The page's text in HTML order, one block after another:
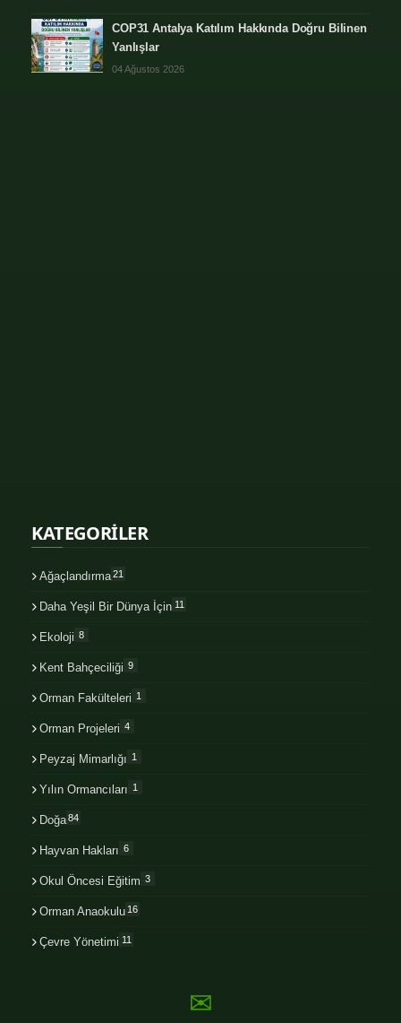
COP31 Antalya Katılım Hakkında Doğru Bilinen
Yanlışlar
04 Ağustos 2026
KATEGORİLER
Ağaçlandırma21
Daha Yeşil Bir Dünya İçin 11
Ekoloji 8
Kent Bahçeciliği 9
Orman Fakülteleri 1
Orman Projeleri 4
Peyzaj Mimarlığı 1
Yılın Ormancıları 1
Doğa84
Hayvan Hakları 6
Okul Öncesi Eğitim 3
Orman Anaokulu 16
Çevre Yönetimi 11
✉